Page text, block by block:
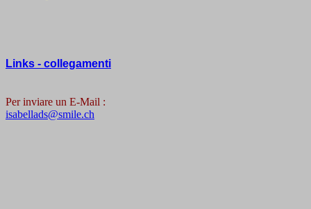
Links - collegamenti
Per inviare un E-Mail :
isabellads@smile.ch